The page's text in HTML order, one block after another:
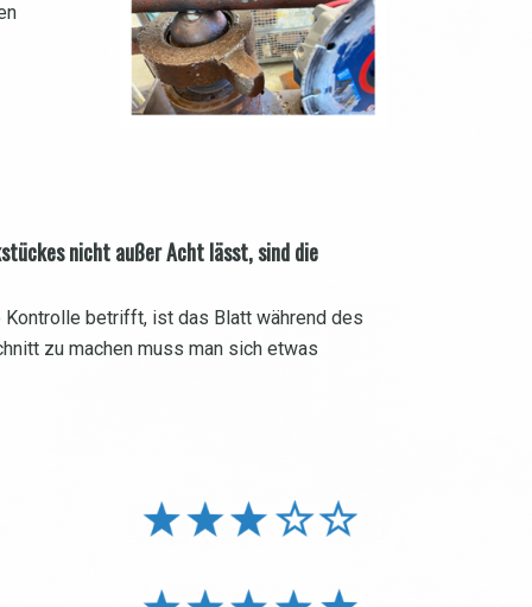
nicht außer Acht lässt, sind die
betrifft, ist das Blatt während des
zu machen muss man sich etwas